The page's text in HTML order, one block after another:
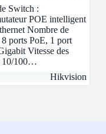
Switch :
POE intelligent
Nombre de
8 ports PoE, 1 port
Vitesse des
10/100…
Hikvision